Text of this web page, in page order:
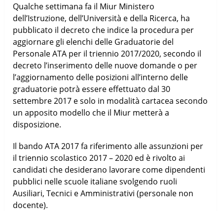
Qualche settimana fa il Miur Ministero
dell’Istruzione, dell’Università e della Ricerca, ha
pubblicato il decreto che indice la procedura per
aggiornare gli elenchi delle Graduatorie del
Personale ATA per il triennio 2017/2020, secondo il
decreto l’inserimento delle nuove domande o per
l’aggiornamento delle posizioni all’interno delle
graduatorie potrà essere effettuato dal 30
settembre 2017 e solo in modalità cartacea secondo
un apposito modello che il Miur metterà a
disposizione.
Il bando ATA 2017 fa riferimento alle assunzioni per
il triennio scolastico 2017 – 2020 ed è rivolto ai
candidati che desiderano lavorare come dipendenti
pubblici nelle scuole italiane svolgendo ruoli
Ausiliari, Tecnici e Amministrativi (personale non
docente).